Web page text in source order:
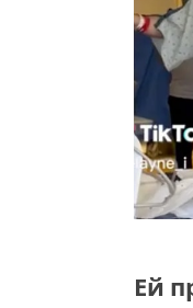
Ей